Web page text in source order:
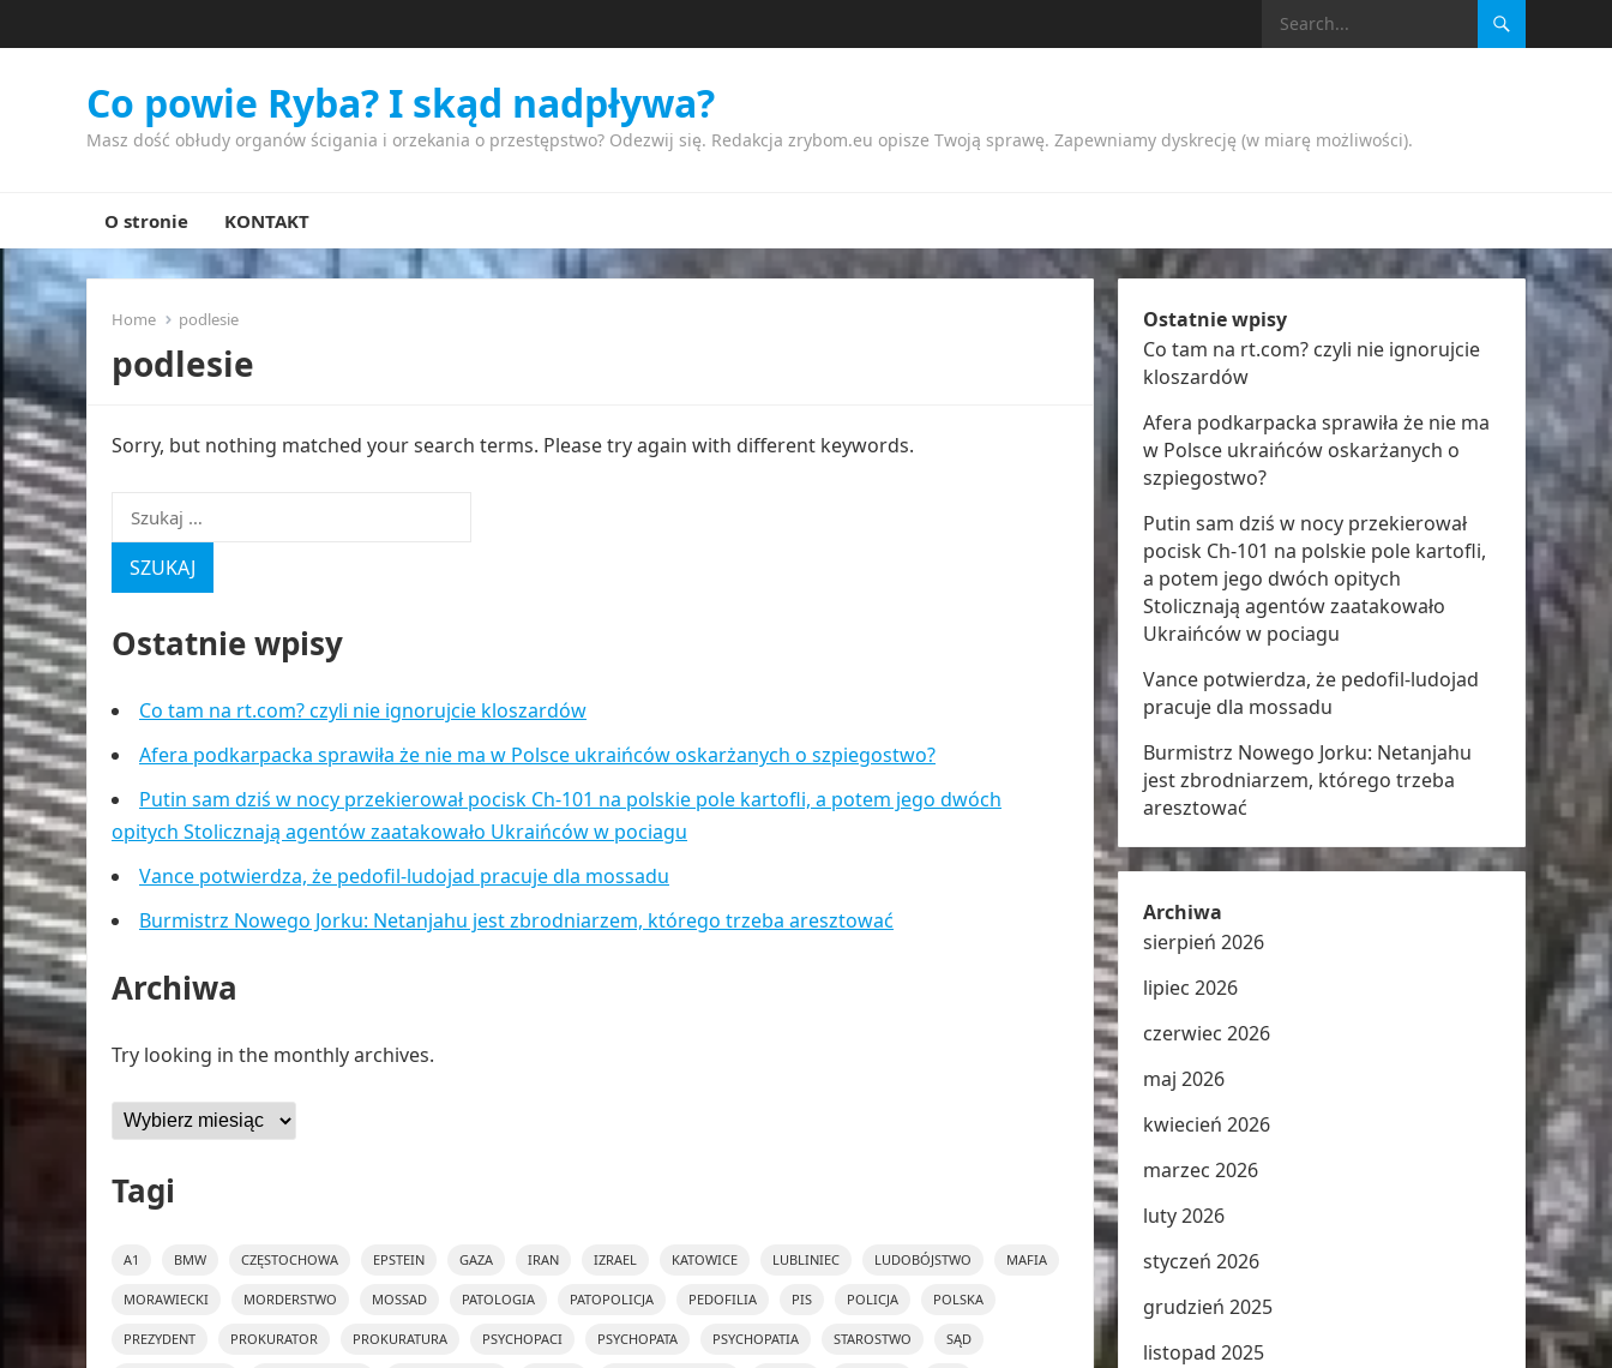
Co powie Ryba? I skąd nadpływa?
Masz dość obłudy organów ścigania i orzekania o przestępstwo? Odezwij się. Redakcja zrybom.eu opisze Twoją sprawę. Zapewniamy dyskrecję (w miarę możliwości).
O stronie KONTAKT
Home podlesie
podlesie
Sorry, but nothing matched your search terms. Please try again with different keywords.
Szukaj:
Ostatnie wpisy
Co tam na rt.com? czyli nie ignorujcie kloszardów
Afera podkarpacka sprawiła że nie ma w Polsce ukraińców oskarżanych o szpiegostwo?
Putin sam dziś w nocy przekierował pocisk Ch-101 na polskie pole kartofli, a potem jego dwóch
opitych Stolicznają agentów zaatakowało Ukraińców w pociagu
Vance potwierdza, że pedofil-ludojad pracuje dla mossadu
Burmistrz Nowego Jorku: Netanjahu jest zbrodniarzem, którego trzeba aresztować
Archiwa
Try looking in the monthly archives.
Archiwa
Tagi
A1 BMW CZĘSTOCHOWA EPSTEIN GAZA IRAN IZRAEL KATOWICE LUBLINIEC LUDOBÓJSTWO MAFIA
MORAWIECKI MORDERSTWO MOSSAD PATOLOGIA PATOPOLICJA PEDOFILIA PIS POLICJA POLSKA
PREZYDENT PROKURATOR PROKURATURA PSYCHOPACI PSYCHOPATA PSYCHOPATIA STAROSTWO SĄD
Ostatnie wpisy
Co tam na rt.com? czyli nie ignorujcie
kloszardów
Afera podkarpacka sprawiła że nie ma
w Polsce ukraińców oskarżanych o
szpiegostwo?
Putin sam dziś w nocy przekierował
pocisk Ch-101 na polskie pole kartofli,
a potem jego dwóch opitych
Stolicznają agentów zaatakowało
Ukraińców w pociagu
Vance potwierdza, że pedofil-ludojad
pracuje dla mossadu
Burmistrz Nowego Jorku: Netanjahu
jest zbrodniarzem, którego trzeba
aresztować
Archiwa
sierpień 2026
lipiec 2026
czerwiec 2026
maj 2026
kwiecień 2026
marzec 2026
luty 2026
styczeń 2026
grudzień 2025
listopad 2025